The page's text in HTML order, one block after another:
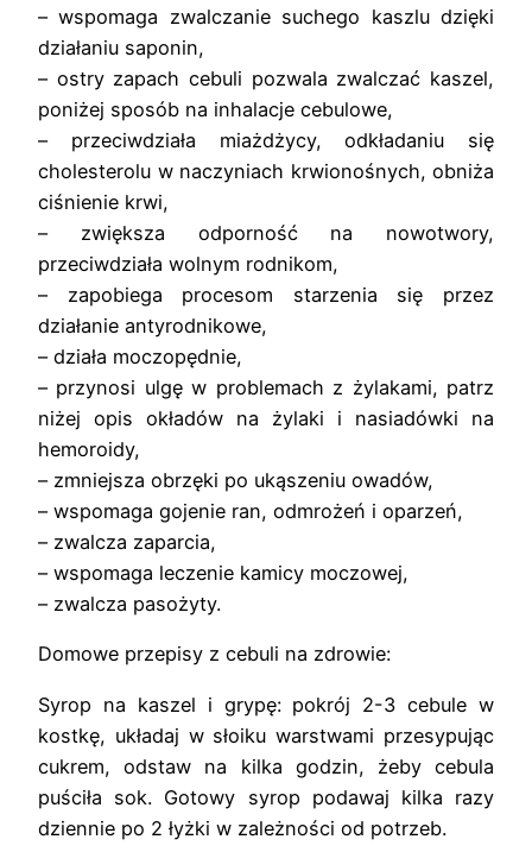
– wspomaga zwalczanie suchego kaszlu dzięki
działaniu saponin,
– ostry zapach cebuli pozwala zwalczać kaszel,
poniżej sposób na inhalacje cebulowe,
– przeciwdziała miażdżycy, odkładaniu się
cholesterolu w naczyniach krwionośnych, obniża
ciśnienie krwi,
– zwiększa odporność na nowotwory,
przeciwdziała wolnym rodnikom,
– zapobiega procesom starzenia się przez
działanie antyrodnikowe,
– działa moczopędnie,
– przynosi ulgę w problemach z żylakami, patrz
niżej opis okładów na żylaki i nasiadówki na
hemoroidy,
– zmniejsza obrzęki po ukąszeniu owadów,
– wspomaga gojenie ran, odmrożeń i oparzeń,
– zwalcza zaparcia,
– wspomaga leczenie kamicy moczowej,
– zwalcza pasożyty.
Domowe przepisy z cebuli na zdrowie:
Syrop na kaszel i grypę: pokrój 2-3 cebule w
kostkę, układaj w słoiku warstwami przesypując
cukrem, odstaw na kilka godzin, żeby cebula
puściła sok. Gotowy syrop podawaj kilka razy
dziennie po 2 łyżki w zależności od potrzeb.